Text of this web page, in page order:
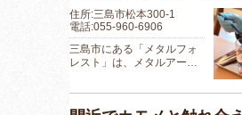
住所:三島市松本300-1
電話:055-960-6906
三島市にある「メタルフォ
レスト」は、メタルアー…